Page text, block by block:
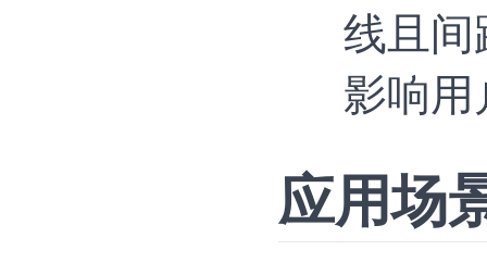
线且间
影响用
应用场